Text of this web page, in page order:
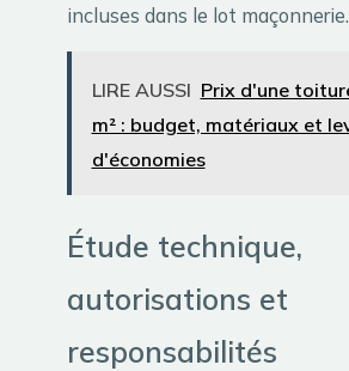
incluses dans le lot maçonnerie.
LIRE AUSSI Prix d'une
m² : budget, matériaux et
d'économies
Étude technique,
autorisations et
responsabilités